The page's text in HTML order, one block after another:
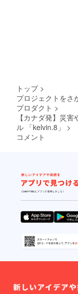
トップ >
プロジェクトをさ
プロダクト >
【カナダ発】災
ル 「kelvin.8」
>
コメント